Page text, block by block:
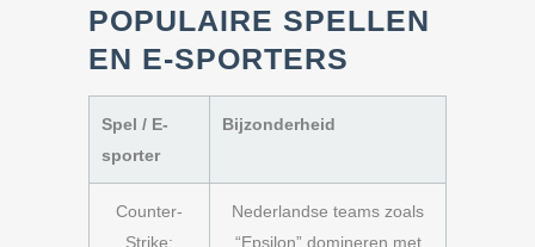
POPULAIRE SPELLEN
EN E-SPORTERS
Spel / E-
sporter
Bijzonderheid
Counter-
Strike:
Nederlandse teams zoals
“Epsilon” domineren met